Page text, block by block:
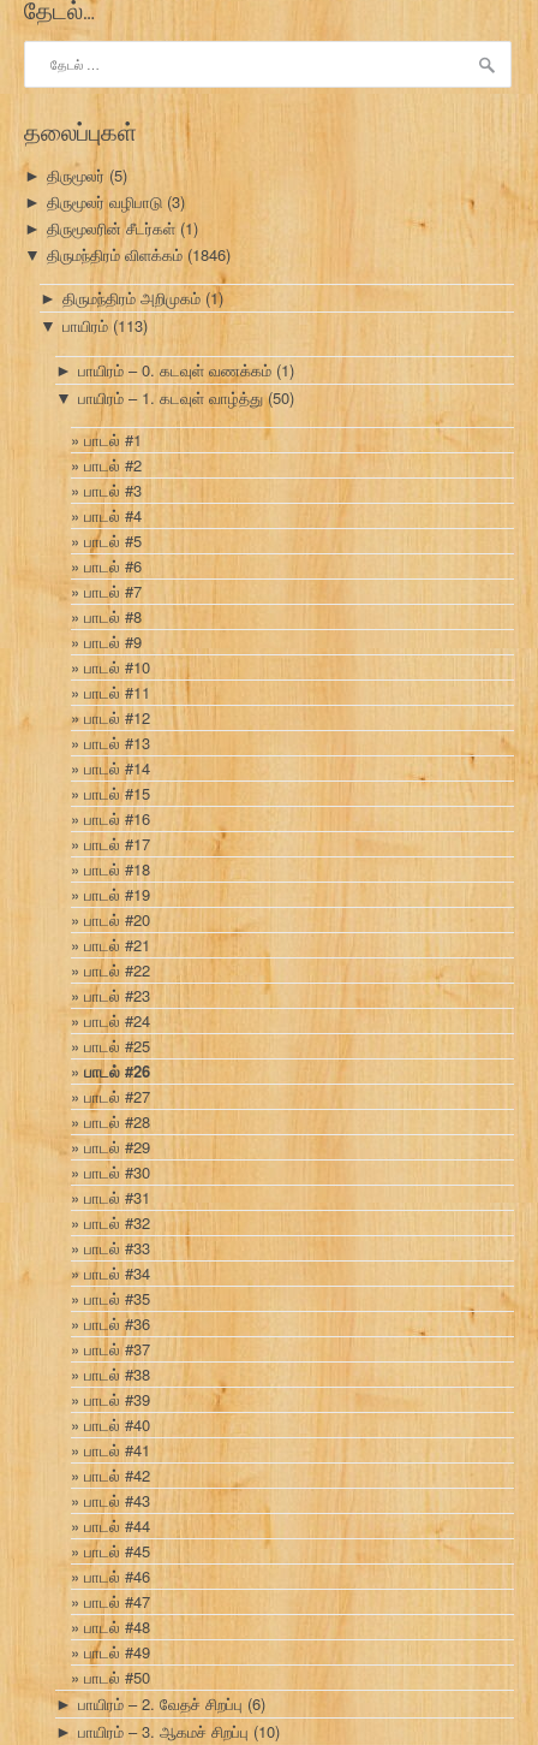
தேடல்…
தேடு:
தலைப்புகள்
► திருமூலர் (5)
► திருமூலர் வழிபாடு (3)
► திருமூலரின் சீடர்கள் (1)
▼ திருமந்திரம் விளக்கம் (1846)
► திருமந்திரம் அறிமுகம் (1)
▼ பாயிரம் (113)
► பாயிரம் – 0. கடவுள் வணக்கம் (1)
▼ பாயிரம் – 1. கடவுள் வாழ்த்து(50)
பாடல் #1
பாடல் #2
பாடல் #3
பாடல் #4
பாடல் #5
பாடல் #6
பாடல் #7
பாடல் #8
பாடல் #9
பாடல் #10
பாடல் #11
பாடல் #12
பாடல் #13
பாடல் #14
பாடல் #15
பாடல் #16
பாடல் #17
பாடல் #18
பாடல் #19
பாடல் #20
பாடல் #21
பாடல் #22
பாடல் #23
பாடல் #24
பாடல் #25
பாடல் #26
பாடல் #27
பாடல் #28
பாடல் #29
பாடல் #30
பாடல் #31
பாடல் #32
பாடல் #33
பாடல் #34
பாடல் #35
பாடல் #36
பாடல் #37
பாடல் #38
பாடல் #39
பாடல் #40
பாடல் #41
பாடல் #42
பாடல் #43
பாடல் #44
பாடல் #45
பாடல் #46
பாடல் #47
பாடல் #48
பாடல் #49
பாடல் #50
► பாயிரம் – 2. வேதச் சிறப்பு (6)
► பாயிரம் – 3. ஆகமச் சிறப்பு (10)